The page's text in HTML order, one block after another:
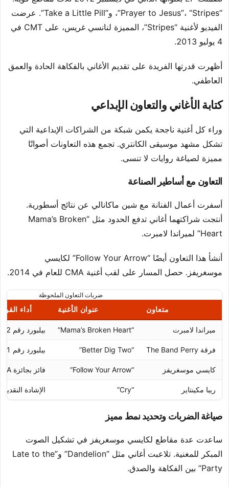
“Prayer to Jesus”، “Stripes”، و”Take a Little Pill”. عرضت
الفيديو لأغنية “Stripes”، المميزة لنانسي غريس، على CMT في
4 يوليو 2013.
أظهرت قدرتها الفريدة على تقديم الأغاني بالفكاهة الحادة والعمق
العاطفي.
كتابة الأغاني والتعاون الإبداعي
وراء كل أغنية ناجحة يكمن شبكة من الشراكات الإبداعية التي
تشكل مشهد موسيقى الكانتري. تجمع هذه التعاونات أصواتًا
مميزة لصياغة روايات لا تنسى.
التعاون مع أساطير الصناعة
أسفرت أعمال الفنانة مع شين ماكانالي عن نتائج أسطورية.
أنتجت شراكتهما أغاني تدفع الحدود مثل “Mama’s Broken
Heart” لميراندا لامبرت.
أنشأ هذا التعاون أيضًا “Follow Your Arrow” لكايسي
موسغريفز. حصل المسار على لقب أغنية CMA للعام في 2014.
ضربات التعاون الملحوظة
متعاون عنوان الأغنية أداء
ميراندا لامبرت “Mama’s Broken Heart” بيلبورد رقم 2
فرقة The Band Perry “Better Dig Two” بيلبورد رقم 1
كايسي موسغريفز “Follow Your Arrow” فائز بجائزة CMA
ريبا مكينتاير “Cry” الإشادة النقدية
صياغة الضربات وتحديد نمط مميز
ساعدت عدة مقاطع لكايسي موسغريفز في تشكيل الصوت
المبكر للمغنية. تلاعبت أغاني مثل “Dandelion” و”Late to the
Party” بين الفكاهة والصدق.